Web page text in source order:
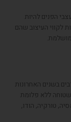
הפנים להיות
לקווי העיצוב שהם
בשנים האחרונות
שטוחה ללא פלומת
טורקיה, הודו,